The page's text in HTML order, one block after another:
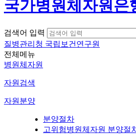
국가병원체자원은
검색어 입력
질병관리청 국립보건연구원
전체메뉴
병원체자원
자원검색
자원분양
분양절차
고위험병원체자원 분양절